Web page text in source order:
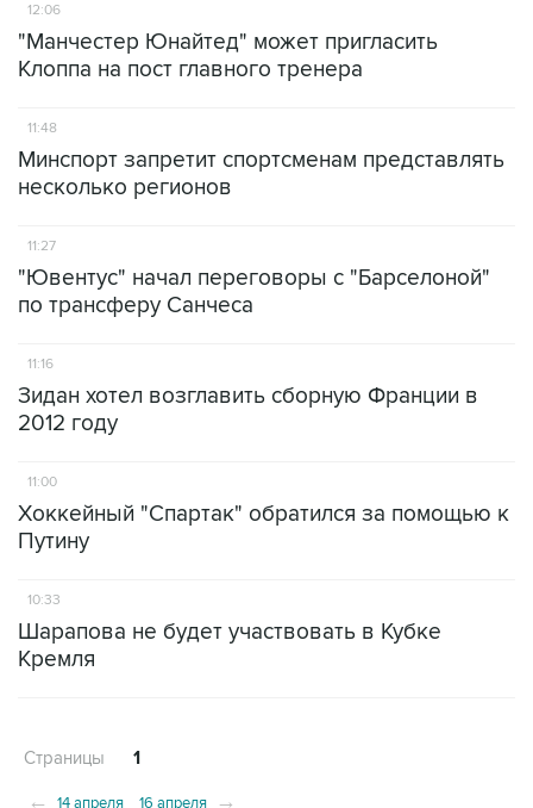
12:06
"Манчестер Юнайтед" может пригласить
Клоппа на пост главного тренера
11:48
Минспорт запретит спортсменам представлять
несколько регионов
11:27
"Ювентус" начал переговоры с "Барселоной"
по трансферу Санчеса
11:16
Зидан хотел возглавить сборную Франции в
2012 году
11:00
Хоккейный "Спартак" обратился за помощью к
Путину
10:33
Шарапова не будет участвовать в Кубке
Кремля
Страницы 1
← 14 апреля 16 апреля →